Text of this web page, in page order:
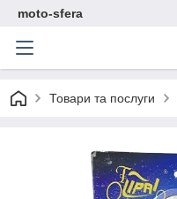
moto-sfera
Товари та послуги